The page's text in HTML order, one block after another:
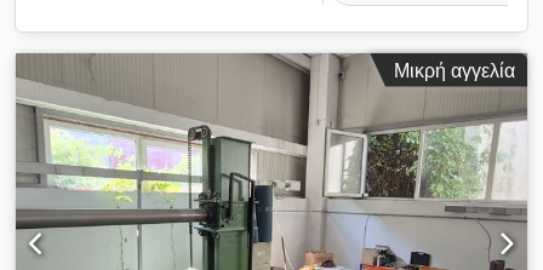
Μικρή αγγελία